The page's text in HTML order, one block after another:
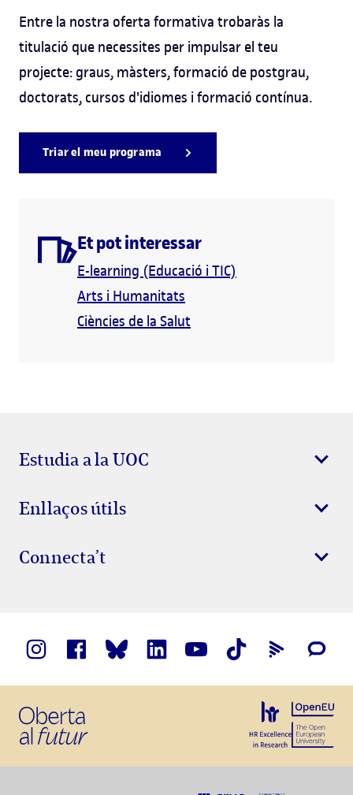
Entre la nostra oferta formativa trobaràs la
titulació que necessites per impulsar el teu
projecte: graus, màsters, formació de postgrau,
doctorats, cursos d'idiomes i formació contínua.
Triar el meu programa
Et pot interessar
E-learning (Educació i TIC)
Arts i Humanitats
Ciències de la Salut
Estudia a la UOC
Enllaços útils
Connecta’t